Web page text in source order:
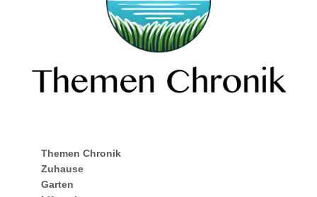
Themen Chronik
Zuhause
Garten